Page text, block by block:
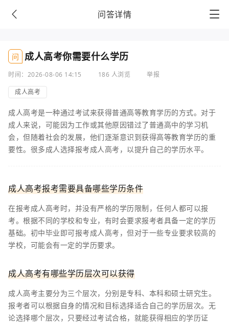
问答详情
问 成人高考你需要什么学历
时间：2026-08-06 14:15 186 人浏览
举报
成人高考
成人高考是一种通过考试来获得普通高等教育学历的方式。对于
成人来说，可能因为工作或其他原因错过了普通高中的学习机
会，但随着社会的发展，他们逐渐意识到获得高等教育学历的重
要性。很多成人选择报考成人高考，以提升自己的学历水平。
成人高考报考需要具备哪些学历条件
在报考成人高考时，并没有严格的学历限制，任何人都可以报
考。根据不同的学校和专业，有时会要求报考者具备一定的学历
基础。初中毕业即可报考成人高考，但对于一些专业要求较高的
学校，可能会有一定的学历要求。
成人高考有哪些学历层次可以获得
成人高考主要分为三个层次，分别是专科、本科和硕士研究生。
报考者可以根据自身的情况和目标选择适合自己的学历层次。无
论选择哪个层次，只要经过考试合格，就能获得相应的学历证